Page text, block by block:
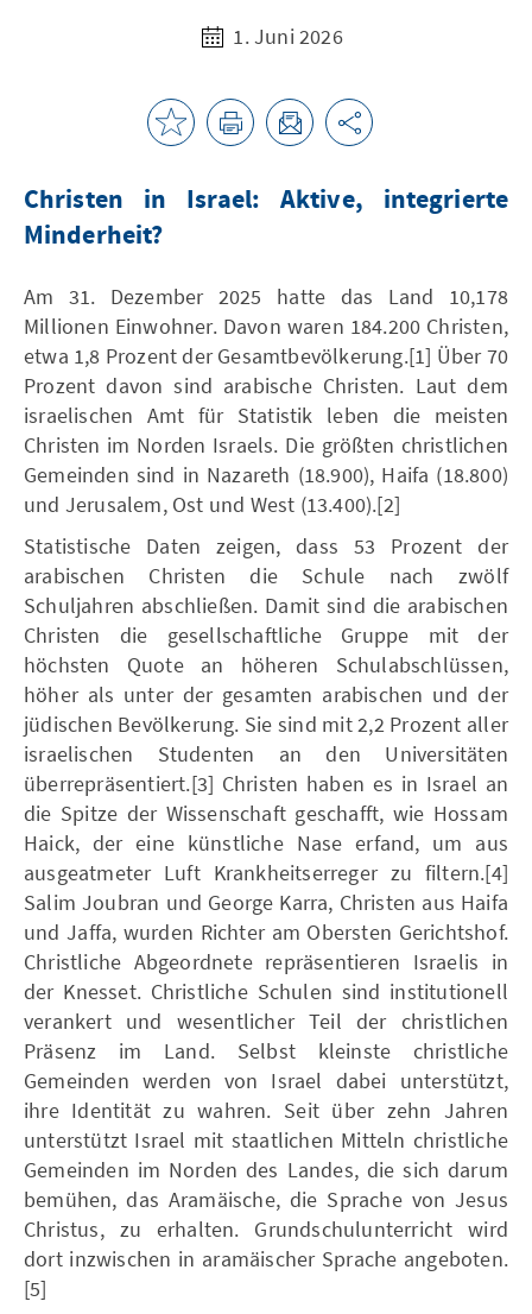
1. Juni 2026
Christen in Israel: Aktive, integrierte
Minderheit?
Am 31. Dezember 2025 hatte das Land 10,178
Millionen Einwohner. Davon waren 184.200 Christen,
etwa 1,8 Prozent der Gesamtbevölkerung.[1] Über 70
Prozent davon sind arabische Christen. Laut dem
israelischen Amt für Statistik leben die meisten
Christen im Norden Israels. Die größten christlichen
Gemeinden sind in Nazareth (18.900), Haifa (18.800)
und Jerusalem, Ost und West (13.400).[2]
Statistische Daten zeigen, dass 53 Prozent der
arabischen Christen die Schule nach zwölf
Schuljahren abschließen. Damit sind die arabischen
Christen die gesellschaftliche Gruppe mit der
höchsten Quote an höheren Schulabschlüssen,
höher als unter der gesamten arabischen und der
jüdischen Bevölkerung. Sie sind mit 2,2 Prozent aller
israelischen Studenten an den Universitäten
überrepräsentiert.[3] Christen haben es in Israel an
die Spitze der Wissenschaft geschafft, wie Hossam
Haick, der eine künstliche Nase erfand, um aus
ausgeatmeter Luft Krankheitserreger zu filtern.[4]
Salim Joubran und George Karra, Christen aus Haifa
und Jaffa, wurden Richter am Obersten Gerichtshof.
Christliche Abgeordnete repräsentieren Israelis in
der Knesset. Christliche Schulen sind institutionell
verankert und wesentlicher Teil der christlichen
Präsenz im Land. Selbst kleinste christliche
Gemeinden werden von Israel dabei unterstützt,
ihre Identität zu wahren. Seit über zehn Jahren
unterstützt Israel mit staatlichen Mitteln christliche
Gemeinden im Norden des Landes, die sich darum
bemühen, das Aramäische, die Sprache von Jesus
Christus, zu erhalten. Grundschulunterricht wird
dort inzwischen in aramäischer Sprache angeboten.
[5]